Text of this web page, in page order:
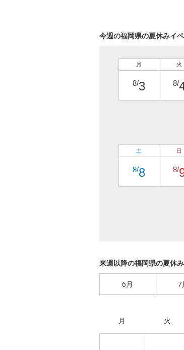
今週の福岡県の夏休みイ
月
8/3
火
8/
土
8/8
日
8/
来週以降の福岡県の夏休
6月 7
月 火